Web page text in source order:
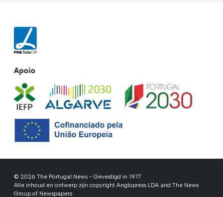
Apoio
© 2026 The Portugal News - Gevestigd in 1977
Alle inhoud en ontwerp zijn copyright Anglopress LDA and The News
Group of Newspapers